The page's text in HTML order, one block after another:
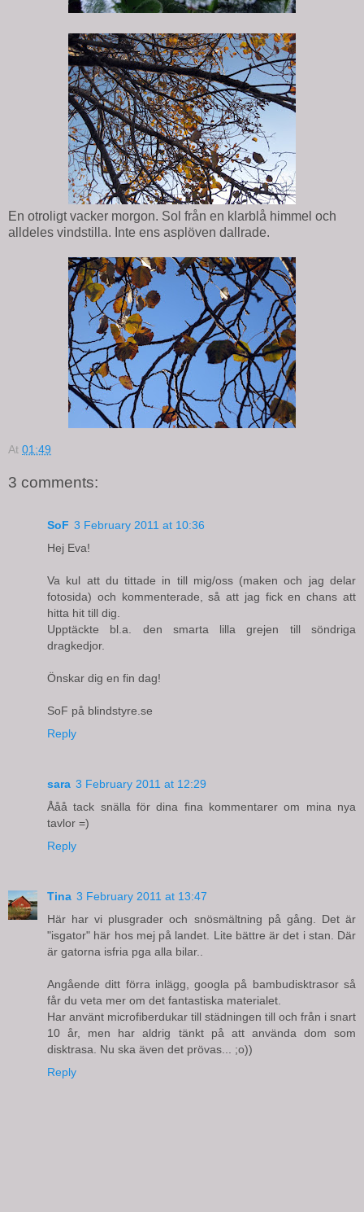
En otroligt vacker morgon. Sol från en klarblå himmel och
alldeles vindstilla. Inte ens asplöven dallrade.
At 01:49
3 comments:
SoF 3 February 2011 at 10:36
Hej Eva!
Va kul att du tittade in till mig/oss (maken och jag delar
fotosida) och kommenterade, så att jag fick en chans att
hitta hit till dig.
Upptäckte bl.a. den smarta lilla grejen till söndriga
dragkedjor.
Önskar dig en fin dag!
SoF på blindstyre.se
Reply
sara 3 February 2011 at 12:29
Ååå tack snälla för dina fina kommentarer om mina nya
tavlor =)
Reply
Tina 3 February 2011 at 13:47
Här har vi plusgrader och snösmältning på gång. Det är
"isgator" här hos mej på landet. Lite bättre är det i stan. Där
är gatorna isfria pga alla bilar..
Angående ditt förra inlägg, googla på bambudisktrasor så
får du veta mer om det fantastiska materialet.
Har använt microfiberdukar till städningen till och från i snart
10 år, men har aldrig tänkt på att använda dom som
disktrasa. Nu ska även det prövas... ;o))
Reply